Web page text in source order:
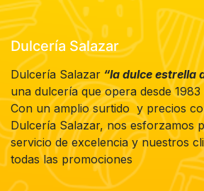
Dulcería Salazar
Dulcería Salazar “la dulce estrella
una dulcería que opera desde 1983
Con un amplio surtido y precios
Dulcería Salazar, nos esforzamos
servicio de excelencia y nuestros
todas las promociones